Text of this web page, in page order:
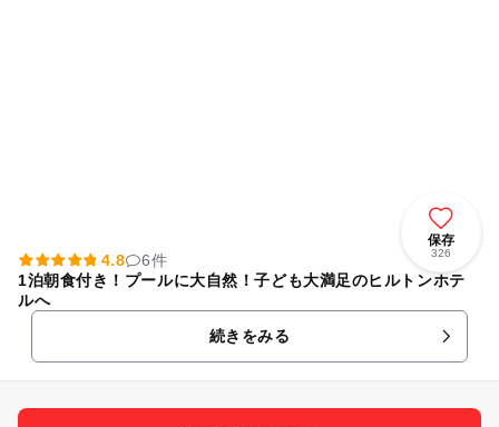
保存
326
4.8
6件
1泊朝食付き！プールに大自然！子ども大満足のヒルトンホテ
ルへ
続きをみる